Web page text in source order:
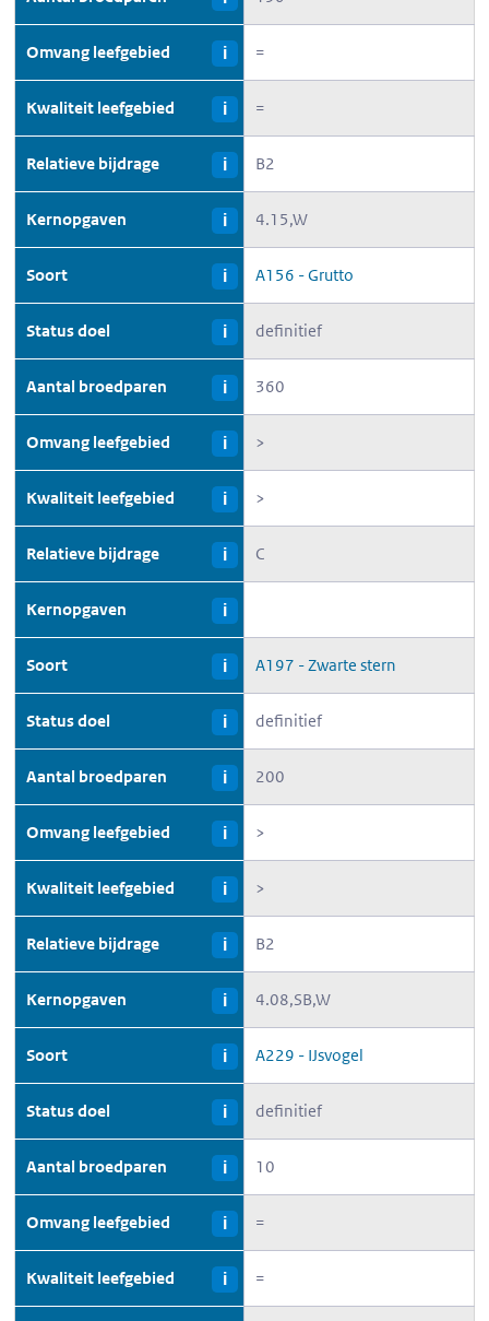
Omvang leefgebied i =
Kwaliteit leefgebied i =
Relatieve bijdrage i B2
Kernopgaven i 4.15,W
Soort i A156 - Grutto
Status doel i definitief
Aantal broedparen i 360
Omvang leefgebied i >
Kwaliteit leefgebied i >
Relatieve bijdrage i C
Kernopgaven i
Soort i A197 - Zwarte stern
Status doel i definitief
Aantal broedparen i 200
Omvang leefgebied i >
Kwaliteit leefgebied i >
Relatieve bijdrage i B2
Kernopgaven i 4.08,SB,W
Soort i A229 - IJsvogel
Status doel i definitief
Aantal broedparen i 10
Omvang leefgebied i =
Kwaliteit leefgebied i =